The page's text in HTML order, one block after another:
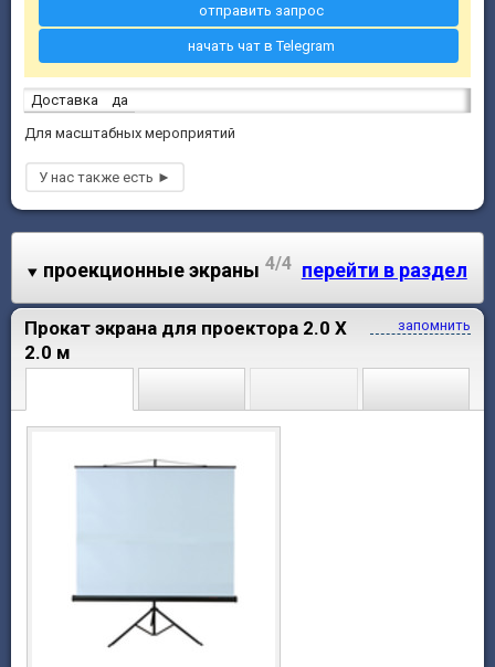
Доставка
да
Для масштабных мероприятий
отправить запрос
начать чат в Telegram
проекционные экраны 4/4 перейти в раздел
запомнить
Прокат экрана для проектора 2.0 X
2.0 м